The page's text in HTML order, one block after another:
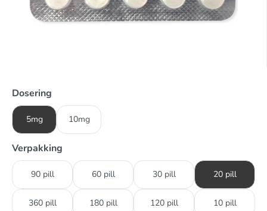
Dosering
5mg 10mg
Verpakking
90 pill 60 pill 30 pill 20 pill
360 pill 180 pill 120 pill 10 pill